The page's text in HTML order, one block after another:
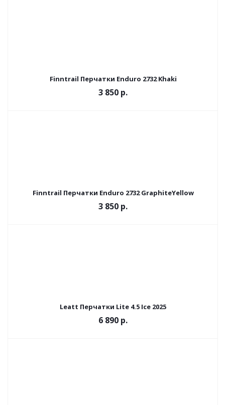
Finntrail Перчатки Enduro 2732 Khaki
3 850 р.
Finntrail Перчатки Enduro 2732 GraphiteYellow
3 850 р.
Leatt Перчатки Lite 4.5 Ice 2025
6 890 р.